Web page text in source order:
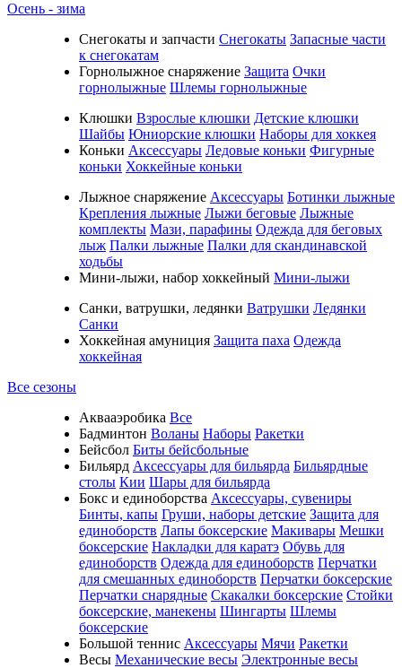
Осень - зима
Cнегокаты и запчасти Снегокаты Запасные части
к снегокатам
Горнолыжное снаряжение Защита Очки
горнолыжные Шлемы горнолыжные
Клюшки Взрослые клюшки Детские клюшки
Шайбы Юниорские клюшки Наборы для хоккея
Коньки Аксессуары Ледовые коньки Фигурные
коньки Хоккейные коньки
Лыжное снаряжение Аксессуары Ботинки лыжные
Крепления лыжные Лыжи беговые Лыжные
комплекты Мази, парафины Одежда для беговых
лыж Палки лыжные Палки для скандинавской
ходьбы
Мини-лыжи, набор хоккейный Мини-лыжи
Санки, ватрушки, ледянки Ватрушки Ледянки
Санки
Хоккейная амуниция Защита паха Одежда
хоккейная
Все сезоны
Аквааэробика Все
Бадминтон Воланы Наборы Ракетки
Бейсбол Биты бейсбольные
Бильярд Аксессуары для бильярда Бильярдные
столы Кии Шары для бильярда
Бокс и единоборства Аксессуары, сувениры
Бинты, капы Груши, наборы детские Защита для
единоборств Лапы боксерские Макивары Мешки
боксерские Накладки для каратэ Обувь для
единоборств Одежда для единоборств Перчатки
для смешанных единоборств Перчатки боксерские
Перчатки снарядные Скакалки боксерские Стойки
боксерские, манекены Шингарты Шлемы
боксерские
Большой теннис Аксессуары Мячи Ракетки
Весы Механические весы Электронные весы